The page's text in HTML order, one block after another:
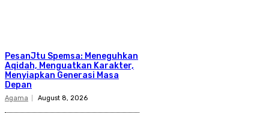
PesanJtu Spemsa: Meneguhkan
Aqidah, Menguatkan Karakter,
Menyiapkan Generasi Masa
Depan
Agama August 8, 2026